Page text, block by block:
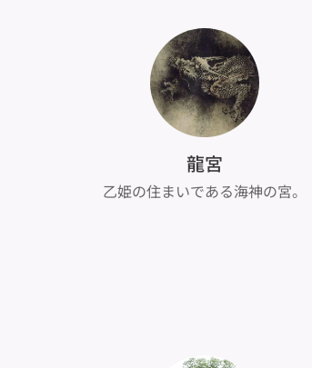
龍宮
乙姫の住まいである海神の宮。